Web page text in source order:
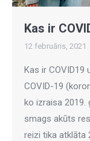
Kas ir
12 februāris, 2021
Kas ir COVID19
COVID-19
ko izraisa 2019.
smags akūts
reizi tika atklāta